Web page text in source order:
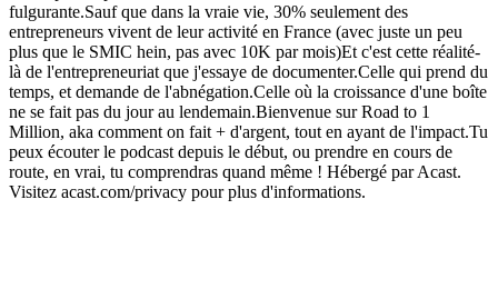
fulgurante.Sauf que dans la vraie vie, 30% seulement des
entrepreneurs vivent de leur activité en France (avec juste un peu
plus que le SMIC hein, pas avec 10K par mois)Et c'est cette réalité-
là de l'entrepreneuriat que j'essaye de documenter.Celle qui prend du
temps, et demande de l'abnégation.Celle où la croissance d'une boîte
ne se fait pas du jour au lendemain.Bienvenue sur Road to 1
Million, aka comment on fait + d'argent, tout en ayant de l'impact.Tu
peux écouter le podcast depuis le début, ou prendre en cours de
route, en vrai, tu comprendras quand même ! Hébergé par Acast.
Visitez acast.com/privacy pour plus d'informations.